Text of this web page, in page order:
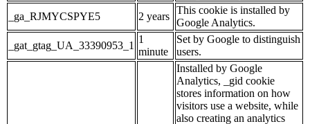
_ga_RJMYCSPYE5
2 years
This cookie is installed by
Google Analytics.
_gat_gtag_UA_33390953_1
1
minute
Set by Google to distinguish
users.
Installed by Google
Analytics, _gid cookie
stores information on how
visitors use a website, while
also creating an analytics